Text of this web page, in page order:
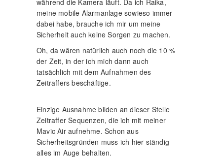
meine mobile Alarmanlage sowieso immer
dabei habe, brauche ich mir um meine
Sicherheit auch keine Sorgen zu machen.
Oh, da wären natürlich auch noch die 10 %
der Zeit, in der ich mich dann auch
tatsächlich mit dem Aufnahmen des
Zeitraffers beschäftige.
Einzige Ausnahme bilden an dieser Stelle
Zeitraffer Sequenzen, die ich mit meiner
Mavic Air aufnehme. Schon aus
Sicherheitsgründen muss ich hier ständig
alles im Auge behalten.